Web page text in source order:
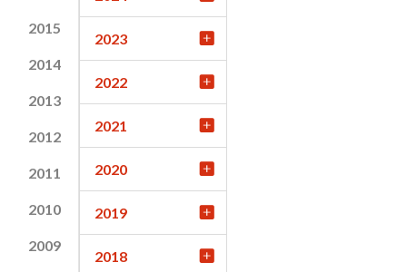
2015
2014
2013
2012
2011
2010
2009
2023
2022
2021
2020
2019
2018